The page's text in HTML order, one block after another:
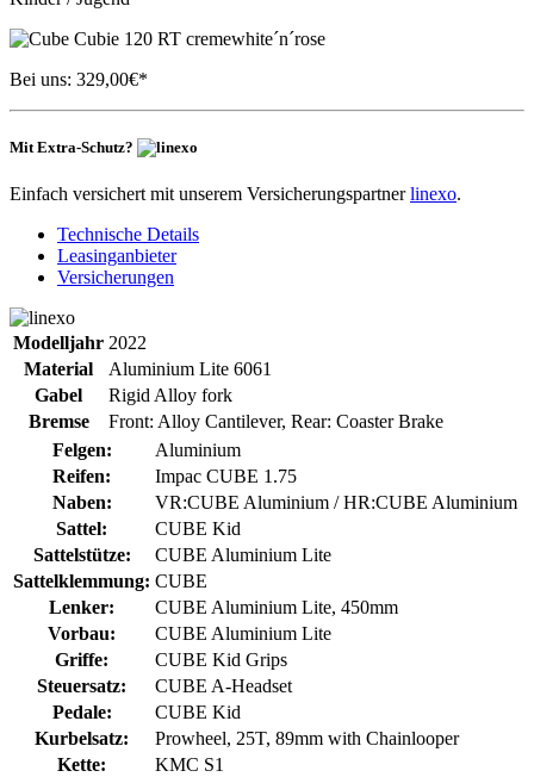
Bei uns: 329,00€*
Mit Extra-Schutz?
Einfach versichert mit unserem Versicherungspartnerlinexo.
Technische Details
Leasinganbieter
Versicherungen
Modelljahr 2022
Material
Aluminium Lite 6061
Gabel
Rigid Alloy fork
Bremse
Front: Alloy Cantilever, Rear: Coaster Brake
Felgen:
Aluminium
Reifen:
Impac CUBE 1.75
Naben:
VR:CUBE Aluminium / HR:CUBE Aluminium
Sattel:
CUBE Kid
Sattelstütze:
CUBE Aluminium Lite
Sattelklemmung: CUBE
Lenker:
CUBE Aluminium Lite, 450mm
Vorbau:
CUBE Aluminium Lite
Griffe:
CUBE Kid Grips
Steuersatz:
CUBE A-Headset
Pedale:
CUBE Kid
Kurbelsatz:
Prowheel, 25T, 89mm with Chainlooper
Kette:
KMC S1